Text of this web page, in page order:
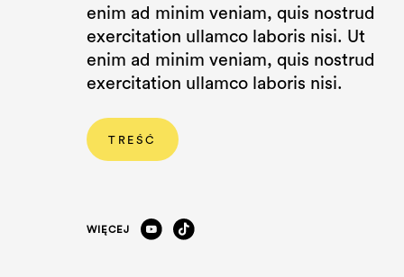
enim ad minim veniam, quis nostrud
exercitation ullamco laboris nisi. Ut
enim ad minim veniam, quis nostrud
exercitation ullamco laboris nisi.
TREŚĆ
WIĘCEJ